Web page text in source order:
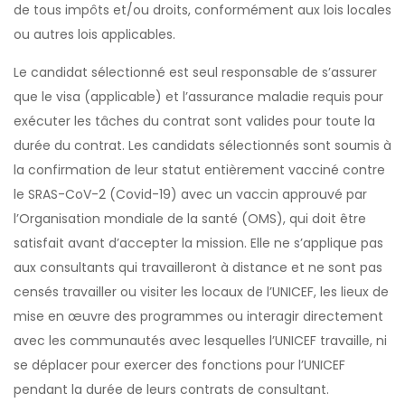
de tous impôts et/ou droits, conformément aux lois locales
ou autres lois applicables.
Le candidat sélectionné est seul responsable de s’assurer
que le visa (applicable) et l’assurance maladie requis pour
exécuter les tâches du contrat sont valides pour toute la
durée du contrat. Les candidats sélectionnés sont soumis à
la confirmation de leur statut entièrement vacciné contre
le SRAS-CoV-2 (Covid-19) avec un vaccin approuvé par
l’Organisation mondiale de la santé (OMS), qui doit être
satisfait avant d’accepter la mission. Elle ne s’applique pas
aux consultants qui travailleront à distance et ne sont pas
censés travailler ou visiter les locaux de l’UNICEF, les lieux de
mise en œuvre des programmes ou interagir directement
avec les communautés avec lesquelles l’UNICEF travaille, ni
se déplacer pour exercer des fonctions pour l’UNICEF
pendant la durée de leurs contrats de consultant.